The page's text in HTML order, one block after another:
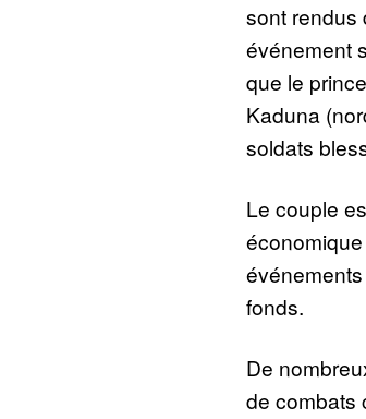
sont rendus
événement
que le
Kaduna
soldats
Le couple
fonds.
De
de combats